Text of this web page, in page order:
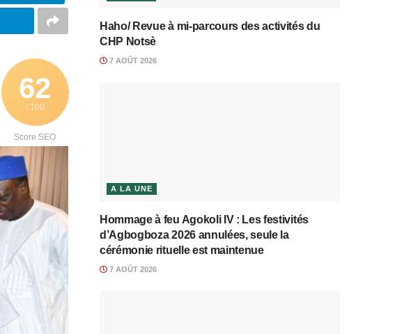
62
/ 100
Score SEO
Haho/ Revue à mi-parcours des activités du
CHP Notsè
7 AOÛT 2026
A LA UNE
Hommage à feu Agokoli IV : Les festivités
d’Agbogboza 2026 annulées, seule la
cérémonie rituelle est maintenue
7 AOÛT 2026